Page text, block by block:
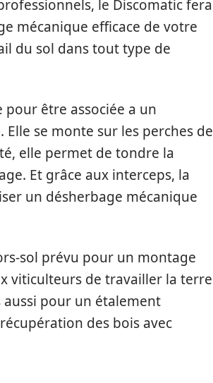
le Discomatic fera
mécanique efficace de votre
du sol dans tout type de
pour être associée a un
se monte sur les perches de
elle permet de tondre la
Et grâce aux interceps, la
un désherbage mécanique
sol prévu pour un montage
viticulteurs de travailler la terre
pour un étalement
des bois avec